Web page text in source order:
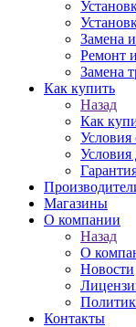
Замена
Ремонт
Замена
Как купить
Назад
Как
Условия
Условия
Магазины
О компании
Назад
О
Новости
Контакты